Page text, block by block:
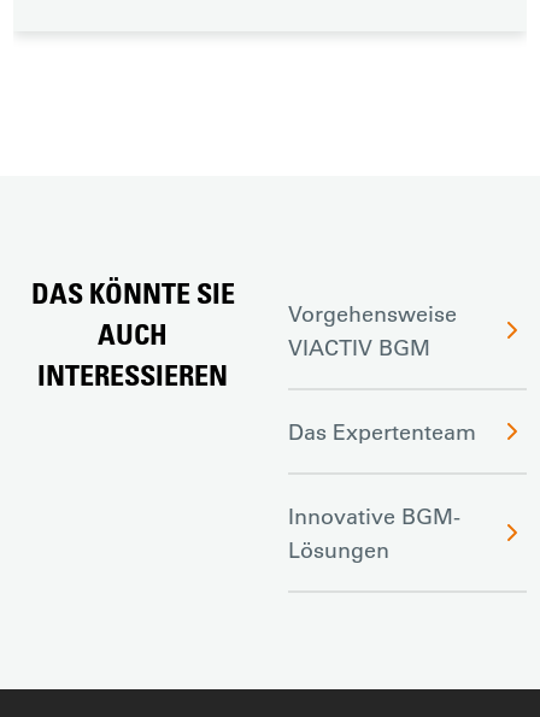
DAS KÖNNTE SIE
AUCH
INTERESSIEREN
Vorgehensweise
VIACTIV BGM
Das Expertenteam
Innovative BGM-
Lösungen